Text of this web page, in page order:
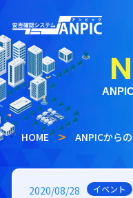
HOME ANPICから
2020/08/28 イベント